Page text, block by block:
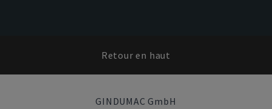
Retour en haut
GINDUMAC GmbH